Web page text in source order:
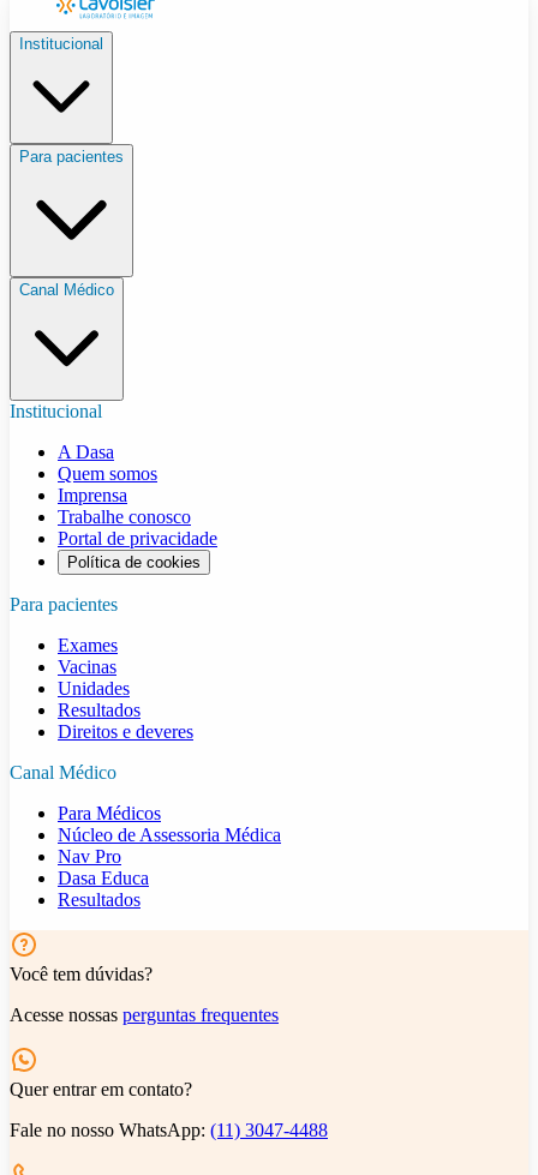
Institucional
Para pacientes
Canal Médico
Institucional
A Dasa
Quem somos
Imprensa
Trabalhe conosco
Portal de privacidade
Política de cookies
Para pacientes
Exames
Vacinas
Unidades
Resultados
Direitos e deveres
Canal Médico
Para Médicos
Núcleo de Assessoria Médica
Nav Pro
Dasa Educa
Resultados
Você tem dúvidas?
Acesse nossas perguntas frequentes
Quer entrar em contato?
Fale no nosso WhatsApp: (11) 3047-4488